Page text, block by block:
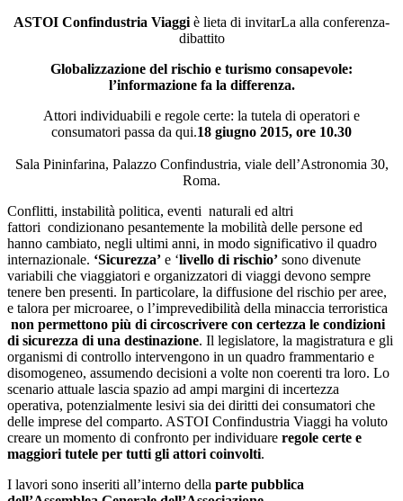
ASTOI Confindustria Viaggi è lieta di invitarLa alla conferenza-
dibattito
Globalizzazione del rischio e turismo consapevole:
l’informazione fa la differenza.
Attori individuabili e regole certe: la tutela di operatori e
consumatori passa da qui.18 giugno 2015, ore 10.30
Sala Pininfarina, Palazzo Confindustria, viale dell’Astronomia 30,
Roma.
Conflitti, instabilità politica, eventi naturali ed altri
fattori condizionano pesantemente la mobilità delle persone ed
hanno cambiato, negli ultimi anni, in modo significativo il quadro
internazionale. ‘Sicurezza’ e ‘livello di rischio’ sono divenute
variabili che viaggiatori e organizzatori di viaggi devono sempre
tenere ben presenti. In particolare, la diffusione del rischio per aree,
e talora per microaree, o l’imprevedibilità della minaccia terroristica
non permettono più di circoscrivere con certezza le condizioni
di sicurezza di una destinazione. Il legislatore, la magistratura e gli
organismi di controllo intervengono in un quadro frammentario e
disomogeneo, assumendo decisioni a volte non coerenti tra loro. Lo
scenario attuale lascia spazio ad ampi margini di incertezza
operativa, potenzialmente lesivi sia dei diritti dei consumatori che
delle imprese del comparto. ASTOI Confindustria Viaggi ha voluto
creare un momento di confronto per individuare regole certe e
maggiori tutele per tutti gli attori coinvolti.
I lavori sono inseriti all’interno della parte pubblica